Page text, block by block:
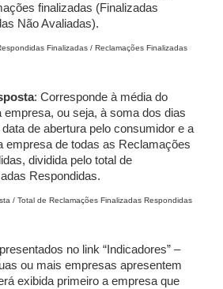
finalizadas (Finalizadas
Não Avaliadas).
Finalizadas / Reclamações Finalizadas
: Corresponde à média do
empresa, ou seja, à soma dos dias
de abertura pelo consumidor e a
empresa de todas as Reclamações
dividida pelo total de
Respondidas.
/ Total de Reclamações Finalizadas Respondidas
no link “Indicadores” –
ou mais empresas apresentem
exibida primeiro a empresa que